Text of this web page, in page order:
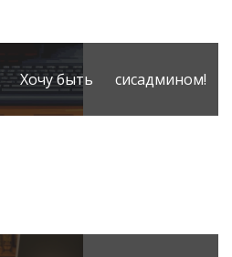
Хочу быть сисадмином!